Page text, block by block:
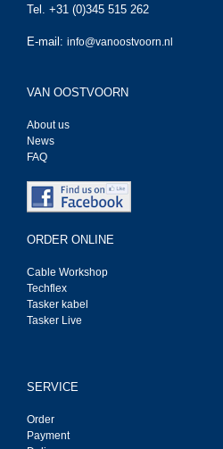
Tel. +31 (0)345 515 262
E-mail: info@vanoostvoorn.nl
VAN OOSTVOORN
About us
News
FAQ
ORDER ONLINE
Cable Workshop
Techflex
Tasker kabel
Tasker Live
SERVICE
Order
Payment